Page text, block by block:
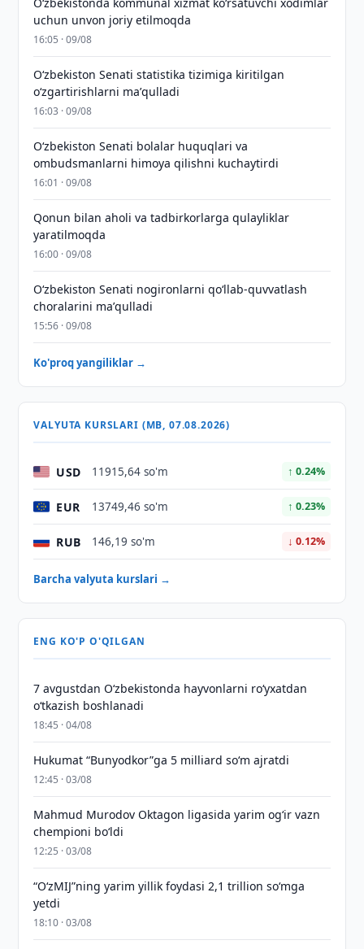
uchun unvon joriy etilmoqda
16:05 · 09/08
Oʻzbekiston Senati statistika tizimiga kiritilgan
oʻzgartirishlarni maʼqulladi
16:03 · 09/08
Oʻzbekiston Senati bolalar huquqlari va
ombudsmanlarni himoya qilishni kuchaytirdi
16:01 · 09/08
Qonun bilan aholi va tadbirkorlarga qulayliklar
yaratilmoqda
16:00 · 09/08
Oʻzbekiston Senati nogironlarni qoʻllab-quvvatlash
choralarini maʼqulladi
15:56 · 09/08
Ko'proq yangiliklar →
VALYUTA KURSLARI (MB, 07.08.2026)
USD 11915,64 so'm ↑ 0.24%
EUR 13749,46 so'm ↑ 0.23%
RUB 146,19 so'm ↓ 0.12%
Barcha valyuta kurslari →
ENG KO'P O'QILGAN
7 avgustdan O‘zbekistonda hayvonlarni ro‘yxatdan
o‘tkazish boshlanadi
18:45 · 04/08
Hukumat “Bunyodkor”ga 5 milliard so‘m ajratdi
12:45 · 03/08
Mahmud Murodov Oktagon ligasida yarim og‘ir vazn
chempioni bo‘ldi
12:25 · 03/08
“O‘zMIJ”ning yarim yillik foydasi 2,1 trillion so‘mga
yetdi
18:10 · 03/08